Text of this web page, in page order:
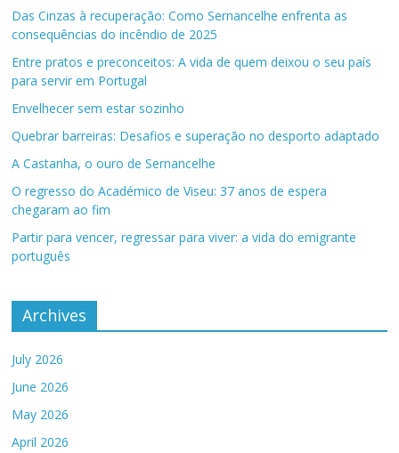
Das Cinzas à recuperação: Como Sernancelhe enfrenta as
consequências do incêndio de 2025
Entre pratos e preconceitos: A vida de quem deixou o seu país
para servir em Portugal
Envelhecer sem estar sozinho
Quebrar barreiras: Desafios e superação no desporto adaptado
A Castanha, o ouro de Sernancelhe
O regresso do Académico de Viseu: 37 anos de espera
chegaram ao fim
Partir para vencer, regressar para viver: a vida do emigrante
português
Archives
July 2026
June 2026
May 2026
April 2026